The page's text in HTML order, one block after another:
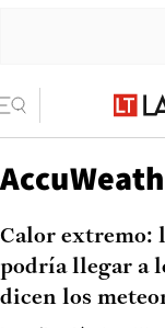
Calor extremo:
podría llegar a
dicen los